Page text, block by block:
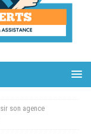
son agence